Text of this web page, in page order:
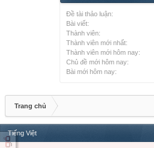
Đề tài thảo luận:
Bài viết:
Thành viên:
Thành viên mới nhất:
Thành viên mới hôm nay:
Chủ đề mới hôm nay:
Bài mới hôm nay:
Trang chủ
Tiếng Việt